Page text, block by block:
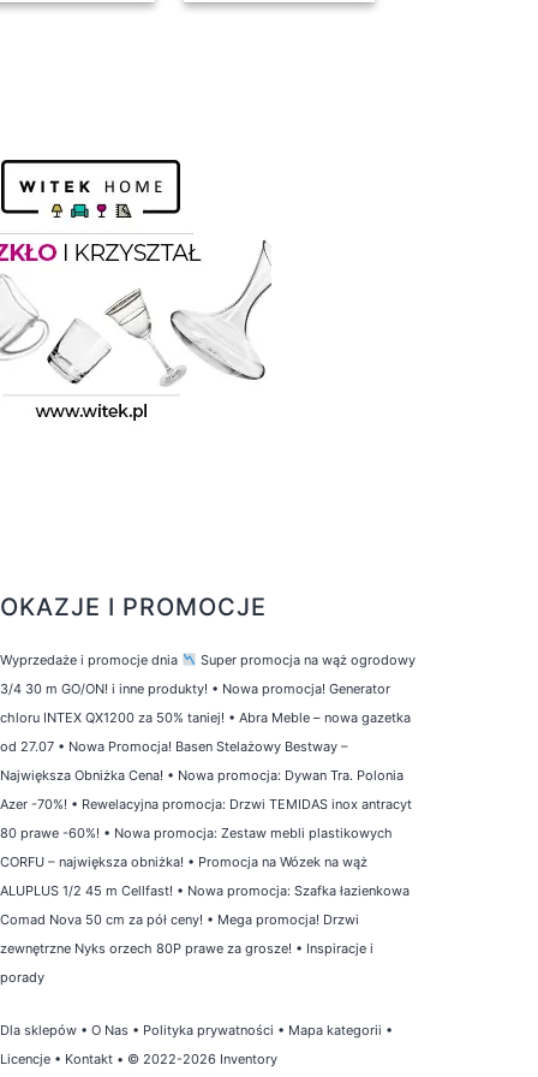
OKAZJE I PROMOCJE
Wyprzedaże i promocje dnia
Super promocja na wąż ogrodowy
3/4 30 m GO/ON! i inne produkty! • Nowa promocja! Generator
chloru INTEX QX1200 za 50% taniej! • Abra Meble – nowa gazetka
od 27.07 • Nowa Promocja! Basen Stelażowy Bestway –
Największa Obniżka Cena! • Nowa promocja: Dywan Tra. Polonia
Azer -70%! • Rewelacyjna promocja: Drzwi TEMIDAS inox antracyt
80 prawe -60%! • Nowa promocja: Zestaw mebli plastikowych
CORFU – największa obniżka! • Promocja na Wózek na wąż
ALUPLUS 1/2 45 m Cellfast! • Nowa promocja: Szafka łazienkowa
Comad Nova 50 cm za pół ceny! • Mega promocja! Drzwi
zewnętrzne Nyks orzech 80P prawe za grosze! • Inspiracje i
porady
Dla sklepów • O Nas • Polityka prywatności • Mapa kategorii •
Licencje • Kontakt • © 2022-2026 Inventory